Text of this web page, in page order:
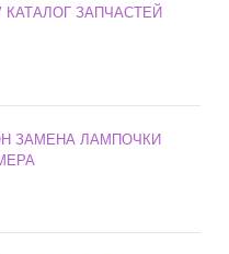
КАТАЛОГ ЗАПЧАСТЕЙ
ЗАМЕНА ЛАМПОЧКИ